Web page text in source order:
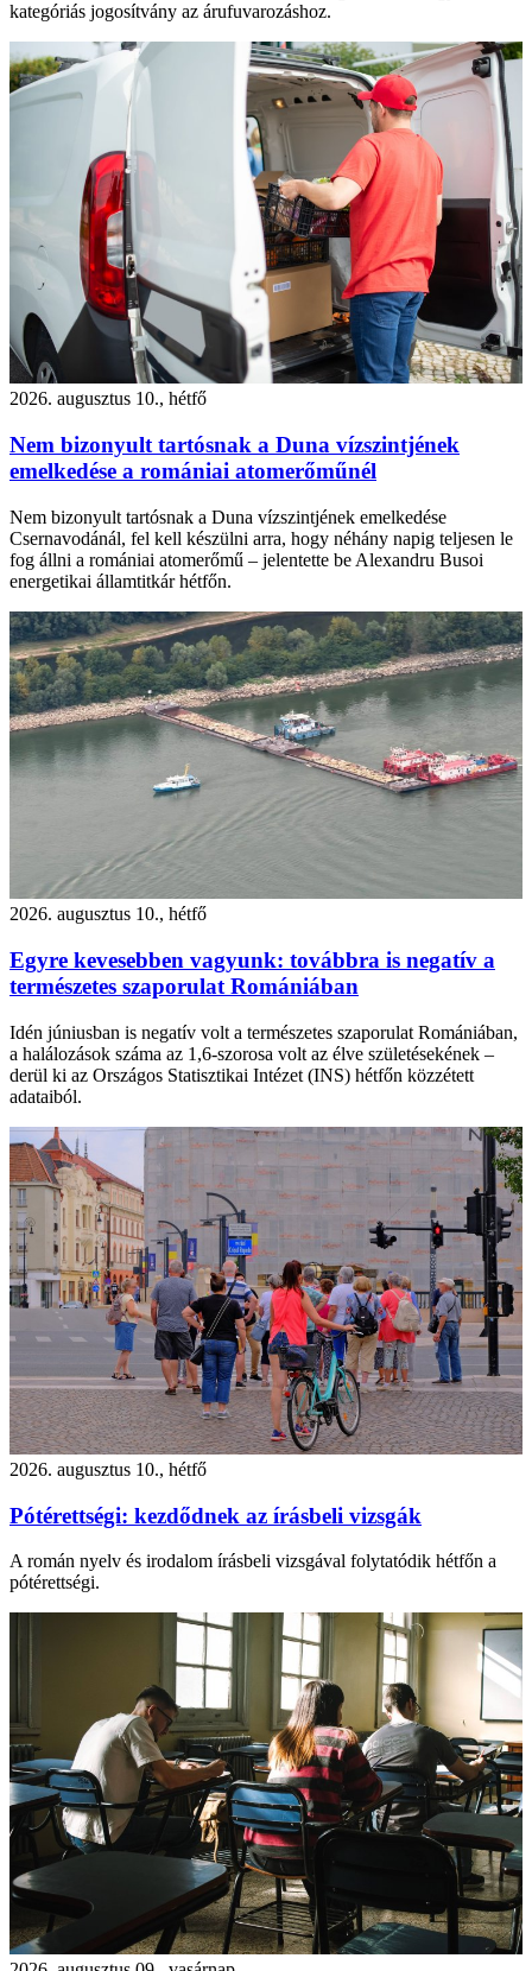
kategóriás jogosítvány az árufuvarozáshoz.
2026. augusztus 10., hétfő
Nem bizonyult tartósnak a Duna vízszintjének
emelkedése a romániai atomerőműnél
Nem bizonyult tartósnak a Duna vízszintjének emelkedése
Csernavodánál, fel kell készülni arra, hogy néhány napig teljesen le
fog állni a romániai atomerőmű – jelentette be Alexandru Busoi
energetikai államtitkár hétfőn.
2026. augusztus 10., hétfő
Egyre kevesebben vagyunk: továbbra is negatív a
természetes szaporulat Romániában
Idén júniusban is negatív volt a természetes szaporulat Romániában,
a halálozások száma az 1,6-szorosa volt az élve születésekének –
derül ki az Országos Statisztikai Intézet (INS) hétfőn közzétett
adataiból.
2026. augusztus 10., hétfő
Pótérettségi: kezdődnek az írásbeli vizsgák
A román nyelv és irodalom írásbeli vizsgával folytatódik hétfőn a
pótérettségi.